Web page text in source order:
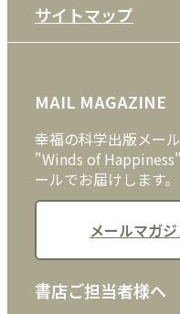
DVD・ブルー
外国語
プライバシー
クッキーポリ
メディア・ラ
サイトマップ
MAIL MAGAZINE
幸福の科学出版メー
"Winds of
ールでお届けします。
メールマガ
書店ご担当者様へ